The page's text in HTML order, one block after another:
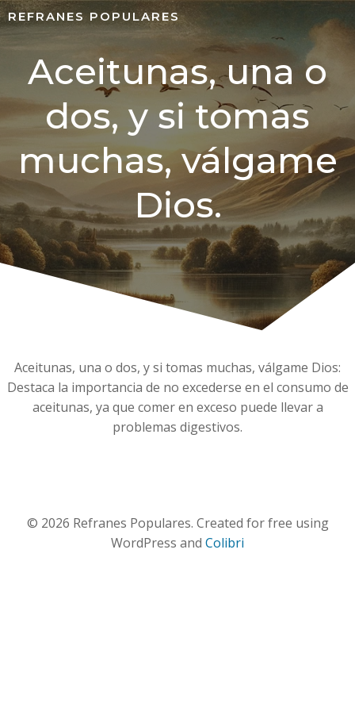
REFRANES POPULARES
Aceitunas, una o
dos, y si tomas
muchas, válgame
Dios.
Aceitunas, una o dos, y si tomas muchas, válgame Dios:
Destaca la importancia de no excederse en el consumo de
aceitunas, ya que comer en exceso puede llevar a
problemas digestivos.
© 2026 Refranes Populares. Created for free using
WordPress and Colibri